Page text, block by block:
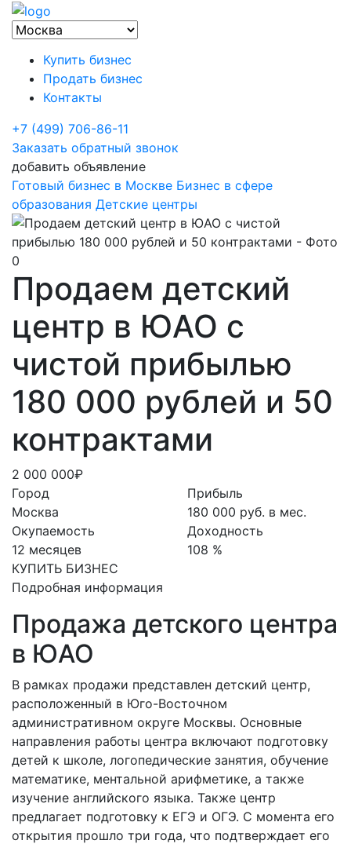
Купить бизнес
Продать бизнес
Контакты
+7 (499) 706-86-11
Заказать обратный звонок
добавить объявление
Готовый бизнес в Москве Бизнес в сфере
образования Детские центры
Продаем детский
центр в ЮАО с
чистой прибылью
180 000 рублей и 50
контрактами
2 000 000₽
Город
Москва
Окупаемость
12 месяцев
КУПИТЬ БИЗНЕС
Прибыль
180 000 руб. в мес.
Доходность
108 %
Подробная информация
Продажа детского центра
в ЮАО
В рамках продажи представлен детский центр,
расположенный в Юго-Восточном
административном округе Москвы. Основные
направления работы центра включают подготовку
детей к школе, логопедические занятия, обучение
математике, ментальной арифметике, а также
изучение английского языка. Также центр
предлагает подготовку к ЕГЭ и ОГЭ. С момента его
открытия прошло три года, что подтверждает его